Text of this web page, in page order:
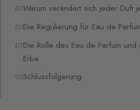
Warum verändert sich jeder Duft
Die Regulierung für Eau de
Die Rolle des Eau de Parfum
Erbe
Schlussfolgerung